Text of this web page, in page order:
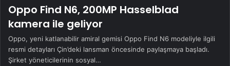
Oppo Find N6, 200MP Hasselblad
kamera ile geliyor
Oppo, yeni katlanabilir amiral gemisi Oppo Find N6 modeliyle ilgili
resmi detayları Çin’deki lansman öncesinde paylaşmaya başladı.
Şirket yöneticilerinin sosyal…